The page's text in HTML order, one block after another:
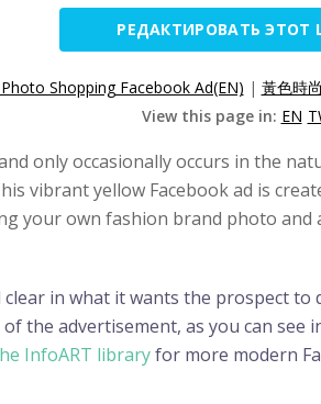
РЕДАКТИРОВАТЬ ЭТОТ
Shopping Facebook Ad(EN) | 黃色時
View this page in: EN
only occasionally occurs in the
vibrant yellow Facebook ad is
your own fashion brand photo
in what it wants the prospect
the advertisement, as you can
InfoART libraryfor more modern